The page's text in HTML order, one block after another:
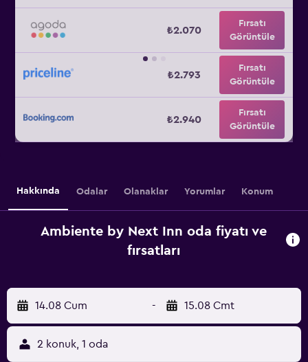
₺2.070
Fırsatı
Görüntüle
₺2.793
Fırsatı
Görüntüle
₺2.940
Fırsatı
Görüntüle
Hakkında Odalar Olanaklar Yorumlar Konum
Ambiente by Next Inn oda fiyatı ve
fırsatları
14.08 Cum - 15.08 Cmt
2 konuk, 1 oda